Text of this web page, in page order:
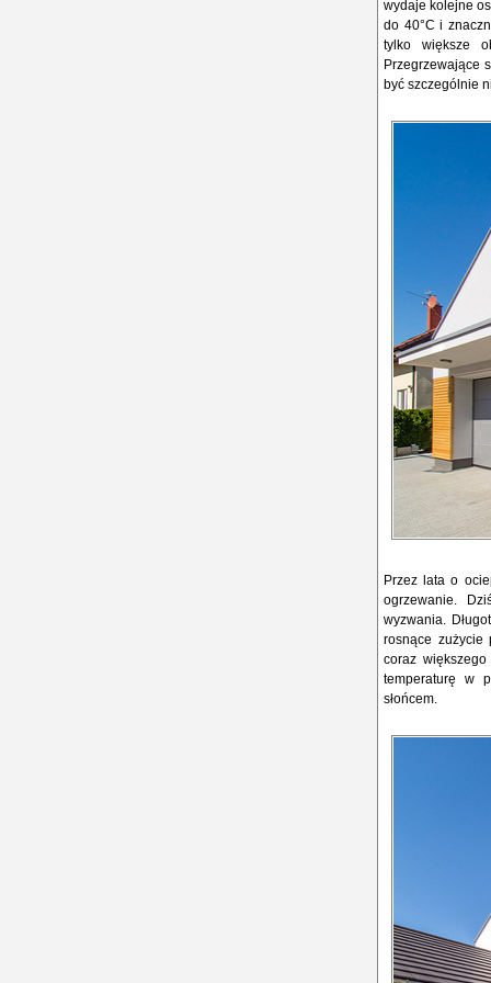
wydaje kolejne
do 40°C i
tylko większe
Przegrzewające
być szczególnie
Przez lata o
ogrzewanie.
wyzwania.
rosnące zużycie
coraz
temperaturę w
słońcem.